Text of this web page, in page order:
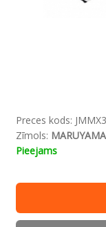
Preces kods:
Zīmols: MARUYAMA
Pieejams